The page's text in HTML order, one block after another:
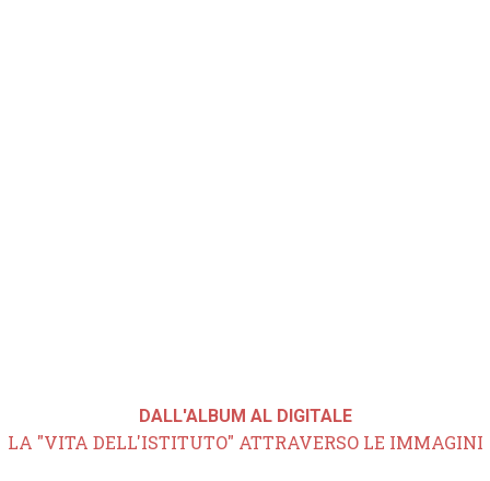
DALL'ALBUM AL DIGITALE
LA "VITA DELL'ISTITUTO" ATTRAVERSO LE IMMAGINI